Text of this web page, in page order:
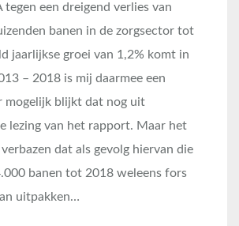
tegen een dreigend verlies van
banen in de zorgsector tot
jaarlijkse groei van 1,2% komt in
– 2018 is mij daarmee een
mogelijk blijkt dat nog uit
lezing van het rapport. Maar het
dat als gevolg hiervan die
banen tot 2018 weleens fors
uitpakken…